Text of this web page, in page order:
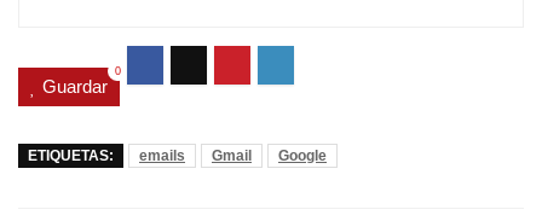
Guardar
0
ETIQUETAS: emails Gmail Google